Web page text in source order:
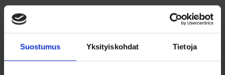
Suostumus Yksityiskohdat Tietoja
rekrytoinnin kustannuksia työnantajille.
Työnantajan saama avustus kattaa enintään puolet
nuoren palkasta, kuitenkin enintään 1500 euroa
kuukaudessa.